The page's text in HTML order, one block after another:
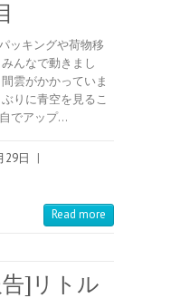
ッキングや荷物移
んなで動きまし
雲がかかっていま
りに青空を見るこ
でアップ…
29日
|
Read more
]リトル